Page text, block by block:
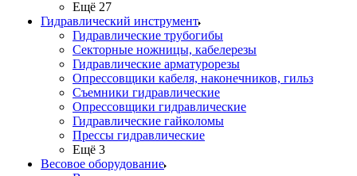
Ещё 27
Гидравлический инструмент
Гидравлические трубогибы
Секторные ножницы, кабелерезы
Гидравлические арматурорезы
Опрессовщики кабеля, наконечников, гильз
Съемники гидравлические
Опрессовщики гидравлические
Гидравлические гайколомы
Прессы гидравлические
Ещё 3
Весовое оборудование